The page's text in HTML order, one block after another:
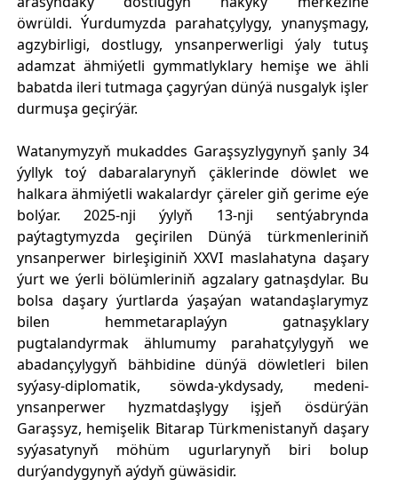
öwrüldi. Ýurdumyzda parahatçylygy, ynanyşmagy,
agzybirligi, dostlugy, ynsanperwerligi ýaly tutuş
adamzat ähmiýetli gymmatlyklary hemişe we ähli
babatda ileri tutmaga çagyrýan dünýä nusgalyk işler
durmuşa geçirýär.
Watanymyzyň mukaddes Garaşsyzlygynyň şanly 34
ýyllyk toý dabaralarynyň çäklerinde döwlet we
halkara ähmiýetli wakalardyr çäreler giň gerime eýe
bolýar. 2025-nji ýylyň 13-nji sentýabrynda
paýtagtymyzda geçirilen Dünýä türkmenleriniň
ynsanperwer birleşiginiň XXVI maslahatyna daşary
ýurt we ýerli bölümleriniň agzalary gatnaşdylar. Bu
bolsa daşary ýurtlarda ýaşaýan watandaşlarymyz
bilen hemmetaraplaýyn gatnaşyklary
pugtalandyrmak ählumumy parahatçylygyň we
abadançylygyň bähbidine dünýä döwletleri bilen
syýasy-diplomatik, söwda-ykdysady, medeni-
ynsanperwer hyzmatdaşlygy işjeň ösdürýän
Garaşsyz, hemişelik Bitarap Türkmenistanyň daşary
syýasatynyň möhüm ugurlarynyň biri bolup
durýandygynyň aýdyň güwäsidir.